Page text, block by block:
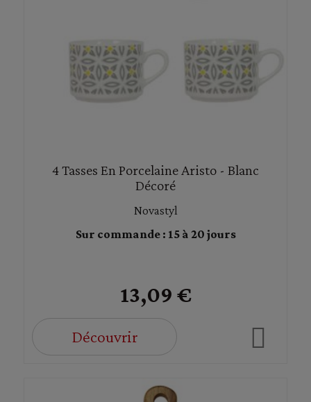
4 Tasses En Porcelaine Aristo - Blanc
Décoré
Novastyl
Sur commande : 15 à 20 jours
13,09 €
Découvrir